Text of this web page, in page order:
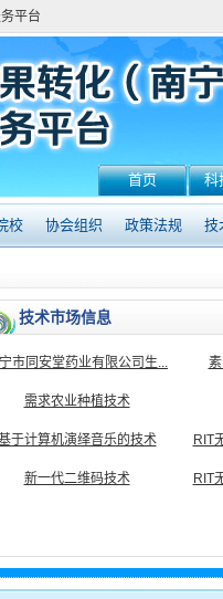
平台
首页 科
校 协会组织 政策法规 技
技术市场信息
市同安堂药业有限公司生...
需求农业种植技术
于计算机演绎音乐的技术 RIT
新一代二维码技术 RIT